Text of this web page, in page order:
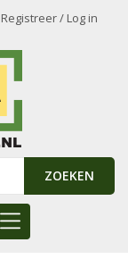
Registreer / Log in
ZOEKEN